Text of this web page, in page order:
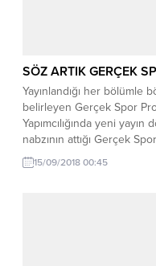
SÖZ ARTIK GERÇEK
Yayınlandığı her bölümle
belirleyen Gerçek Spor
Yapımcılığında yeni
nabzının attığı Gerçek
birlikte 4. yılına da girmiş
Spor’un değişmez isimleri
15/09/2018 00:45